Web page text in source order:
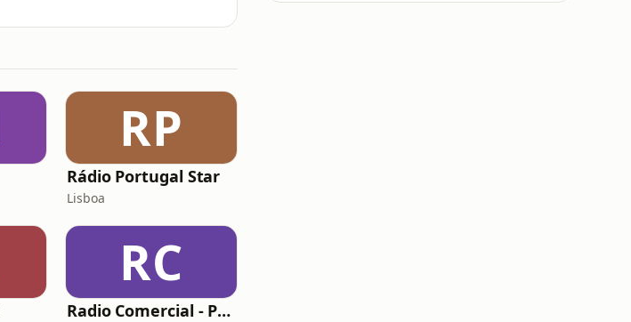
RP
Rádio Portugal Star
Lisboa
RC
Radio Comercial - Portugal